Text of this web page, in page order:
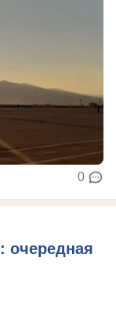
0
очередная